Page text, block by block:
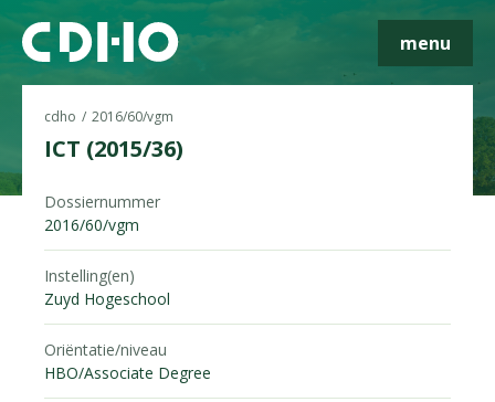
menu
cdho 2016/60/vgm
ICT (2015/36)
Dossiernummer
2016/60/vgm
Instelling(en)
Zuyd Hogeschool
Oriëntatie/niveau
HBO/Associate Degree